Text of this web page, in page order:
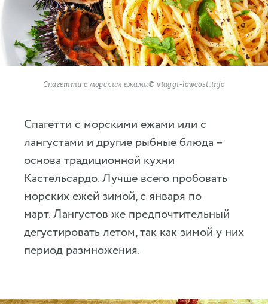
Спагетти с морским ежами© viaggi-lowcost.info
Спагетти с морскими ежами или с
лангустами и другие рыбные блюда –
основа традиционной кухни
Кастельсардо. Лучше всего пробовать
морских ежей зимой, с января по
март. Лангустов же предпочтительный
дегустировать летом, так как зимой у них
период размножения.